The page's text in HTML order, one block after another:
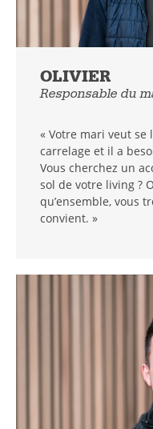
OLIVIER
Responsable du
« Votre mari veut se
carrelage et il a
Vous cherchez un
sol de votre living ?
qu’ensemble, vous
convient. »